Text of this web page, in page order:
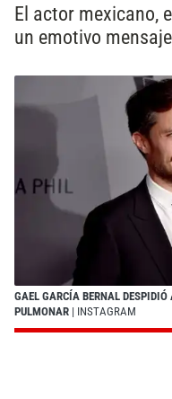
El actor mexicano,
un emotivo
GAEL GARCÍA BERNAL DESPIDIÓ
PULMONAR | INSTAGRAM